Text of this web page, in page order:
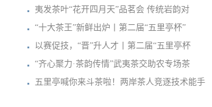
夷发茶叶“花开四月天”品茗会 传统岩韵对
“十大茶王”新鲜出炉丨第二届“五里亭杯”
以赛促技，“晋”升人才丨第二届“五里亭杯
“齐心聚力·茶韵传情”武夷茶交助农专场茶
五里亭喊你来斗茶啦！两岸茶人竞逐技术能手